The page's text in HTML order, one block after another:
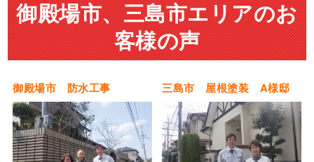
御殿場市、三島市エリアのお
客様の声
御殿場市 防水工事 三島市 屋根塗装 A様邸